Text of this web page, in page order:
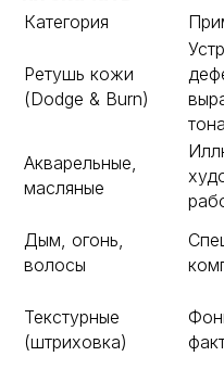
Категория
Ретушь кожи
(Dodge & Burn)
тона
Акварельные,
масляные
Дым, огонь,
волосы
Текстурные
(штриховка)